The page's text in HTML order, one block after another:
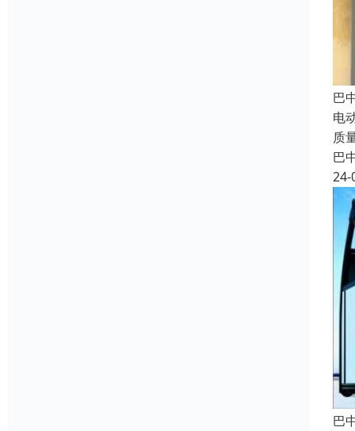
巴
电
质
巴
24-
巴